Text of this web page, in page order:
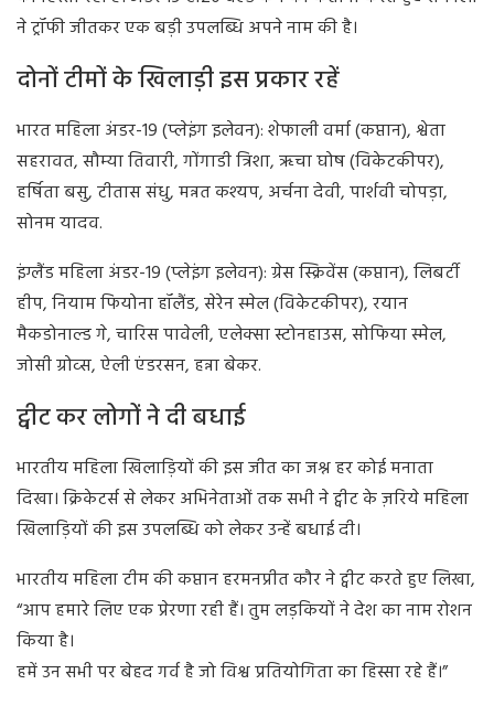
ने ट्रॉफी जीतकर एक बड़ी उपलब्धि अपने नाम की है।
दोनों टीमों के खिलाड़ी इस प्रकार रहें
भारत महिला अंडर-19 (प्लेइंग इलेवन): शेफाली वर्मा (कप्तान), श्वेता
सहरावत, सौम्या तिवारी, गोंगाडी त्रिशा, ऋचा घोष (विकेटकीपर),
हर्षिता बसु, टीतास संधु, मन्नत कश्यप, अर्चना देवी, पार्शवी चोपड़ा,
सोनम यादव.
इंग्लैंड महिला अंडर-19 (प्लेइंग इलेवन): ग्रेस स्क्रिवेंस (कप्तान), लिबर्टी
हीप, नियाम फियोना हॉलैंड, सेरेन स्मेल (विकेटकीपर), रयान
मैकडोनाल्ड गे, चारिस पावेली, एलेक्सा स्टोनहाउस, सोफिया स्मेल,
जोसी ग्रोव्स, ऐली एंडरसन, हन्ना बेकर.
ट्वीट कर लोगों ने दी बधाई
भारतीय महिला खिलाड़ियों की इस जीत का जश्न हर कोई मनाता
दिखा। क्रिकेटर्स से लेकर अभिनेताओं तक सभी ने ट्वीट के ज़रिये महिला
खिलाड़ियों की इस उपलब्धि को लेकर उन्हें बधाई दी।
भारतीय महिला टीम की कप्तान हरमनप्रीत कौर ने ट्वीट करते हुए लिखा,
“आप हमारे लिए एक प्रेरणा रही हैं। तुम लड़कियों ने देश का नाम रोशन
किया है।
हमें उन सभी पर बेहद गर्व है जो विश्व प्रतियोगिता का हिस्सा रहे हैं।”